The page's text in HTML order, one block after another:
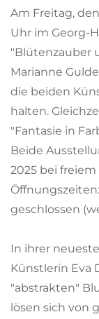
Am Freitag,
Uhr im Georg-
"Blütenzauber
Marianne
die beiden
halten.
"Fantasie in
Beide
2025 bei
geschlossen
In ihrer
Künstlerin Eva
"abstrakten"
lösen sich von